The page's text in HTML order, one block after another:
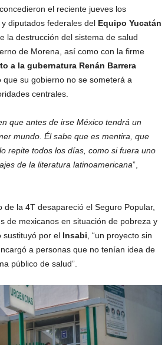
el reciente jueves los
diputados federales del Equipo Yucatán
la destrucción del sistema de salud
de Morena, así como con la firme
a la gubernatura Renán Barrera
que su gobierno no se someterá a
centrales.
que antes de irse México tendrá un
mundo. Él sabe que es mentira, que
repite todos los días, como si fuera uno
de la literatura latinoamericana”,
de la 4T desapareció el Seguro Popular,
de mexicanos en situación de pobreza y
sustituyó por el Insabi , “un proyecto sin
a personas que no tenían idea de
público de salud”.